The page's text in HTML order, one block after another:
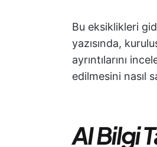
Bu eksiklikleri
yazısında,
ayrıntılarını
edilmesini nasıl
AI Bilgi